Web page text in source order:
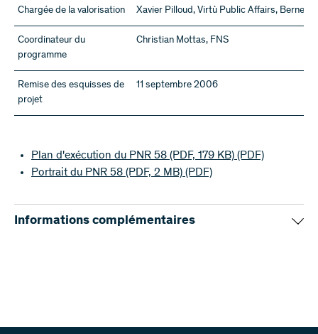
Chargée de la valorisation Xavier Pilloud, Virtù Public Affairs, Berne
Coordinateur du
programme
Christian Mottas, FNS
Remise des esquisses de
projet
11 septembre 2006
Plan d'exécution du PNR 58 (PDF, 179 KB) (PDF)
Portrait du PNR 58 (PDF, 2 MB) (PDF)
Informations complémentaires